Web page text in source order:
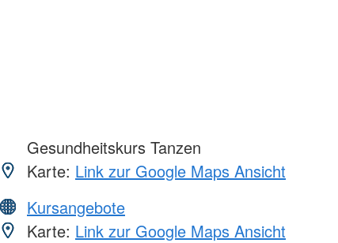
Gesundheitskurs Tanzen
Karte: Link zur Google Maps Ansicht
Kursangebote
Karte: Link zur Google Maps Ansicht